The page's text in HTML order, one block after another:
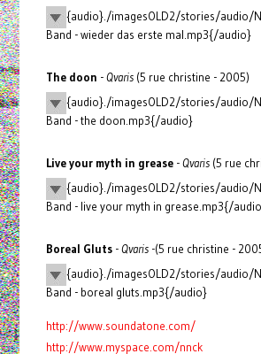
{audio}./imagesOLD2/stories/audio/
Band - wieder das erste mal.mp3{/audio}
The doon -Qvaris(5 rue christine - 2005)
{audio}./imagesOLD2/stories/audio/
Band - the doon.mp3{/audio}
Live your myth in grease-Qvaris(5 rue
{audio}./imagesOLD2/stories/audio/
Band - live your myth in grease.mp3{/
Boreal Gluts-Qvaris-(5 rue christine -
{audio}./imagesOLD2/stories/audio/
Band - boreal gluts.mp3{/audio}
http://www.soundatone.com/
http://www.myspace.com/nnck